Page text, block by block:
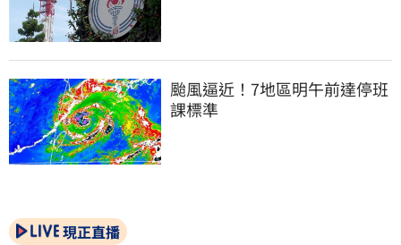
颱風逼近！7地區明午前達停班
課標準
現正直播